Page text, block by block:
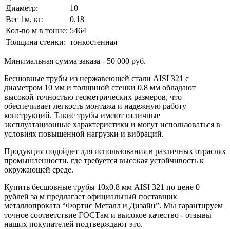
Диаметр:
10
Вес 1м, кг:
0.18
Кол-во м в тонне: 5464
Толщина стенки: тонкостенная
Минимальная сумма заказа - 50 000 руб.
Бесшовные трубы из нержавеющей стали AISI 321 с
диаметром 10 мм и толщиной стенки 0.8 мм обладают
высокой точностью геометрических размеров, что
обеспечивает легкость монтажа и надежную работу
конструкций. Такие трубы имеют отличные
эксплуатационные характеристики и могут использоваться в
условиях повышенной нагрузки и вибраций.
Продукция подойдет для использования в различных отраслях
промышленности, где требуется высокая устойчивость к
окружающей среде.
Купить бесшовные трубы 10х0.8 мм AISI 321 по цене 0
рублей за м предлагает официальный поставщик
металлопроката “Фортис Металл и Дизайн”. Мы гарантируем
точное соответствие ГОСТам и высокое качество - отзывы
наших покупателей подтверждают это.